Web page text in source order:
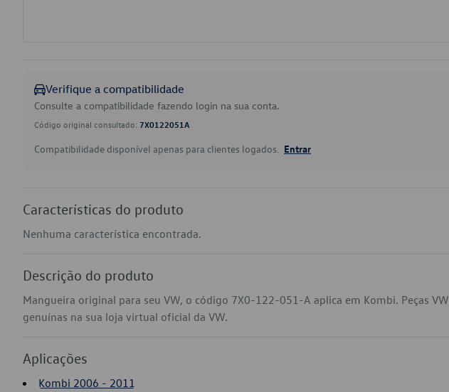
Verifique a compatibilidade
Consulte a compatibilidade fazendo login na sua conta.
Código original consultado: 7X0122051A
Compatibilidade disponível apenas para clientes logados. Entrar
Características do produto
Nenhuma característica encontrada.
Descrição do produto
Mangueira original para seu VW, o código 7X0-122-051-A aplica em Kombi. Peças VW
genuínas na sua loja virtual oficial da VW.
Aplicações
Kombi 2006 - 2011